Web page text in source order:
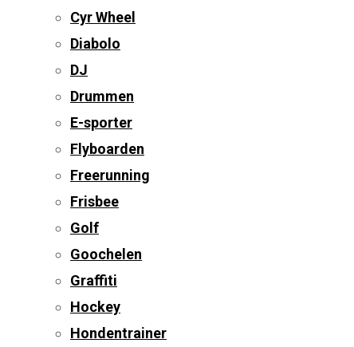
Cyr Wheel
Diabolo
DJ
Drummen
E-sporter
Flyboarden
Freerunning
Frisbee
Golf
Goochelen
Graffiti
Hockey
Hondentrainer